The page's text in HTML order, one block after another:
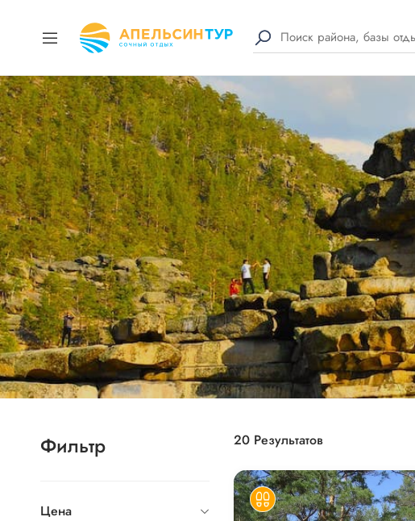
Фильтр
Цена
20 Результатов